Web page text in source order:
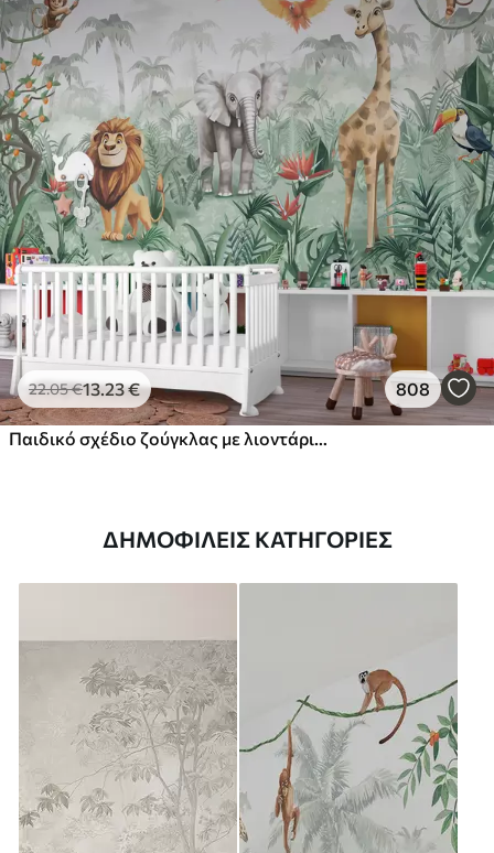
22.05€13.23€ 808
ΔΗΜΟΦΙΛΕΊΣ ΚΑΤΗΓΟΡΊΕΣ